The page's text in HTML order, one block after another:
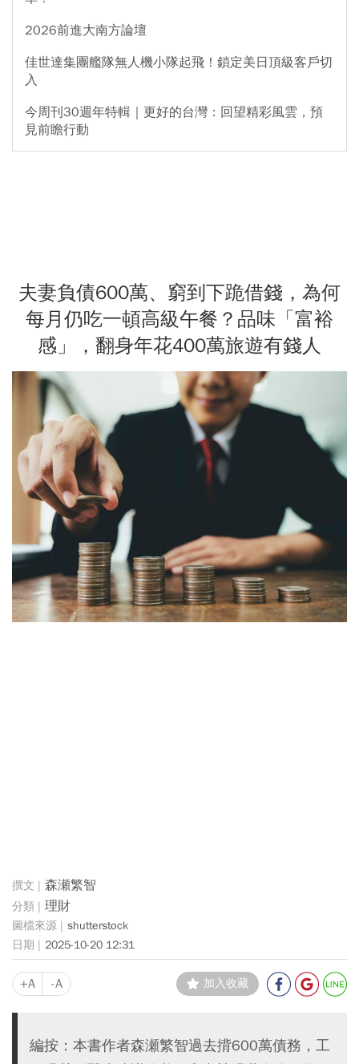
2026前進大南方論壇
佳世達集團艦隊無人機小隊起飛！鎖定美日頂級客戶切
入
今周刊30週年特輯｜更好的台灣：回望精彩風雲，預
見前瞻行動
夫妻負債600萬、窮到下跪借錢，為何
每月仍吃一頓高級午餐？品味「富裕
感」，翻身年花400萬旅遊有錢人
森瀬繁智
理財
shutterstock
2025-10-20 12:31
+A -A 加入收藏
編按：本書作者森瀬繁智過去揹600萬債務，工